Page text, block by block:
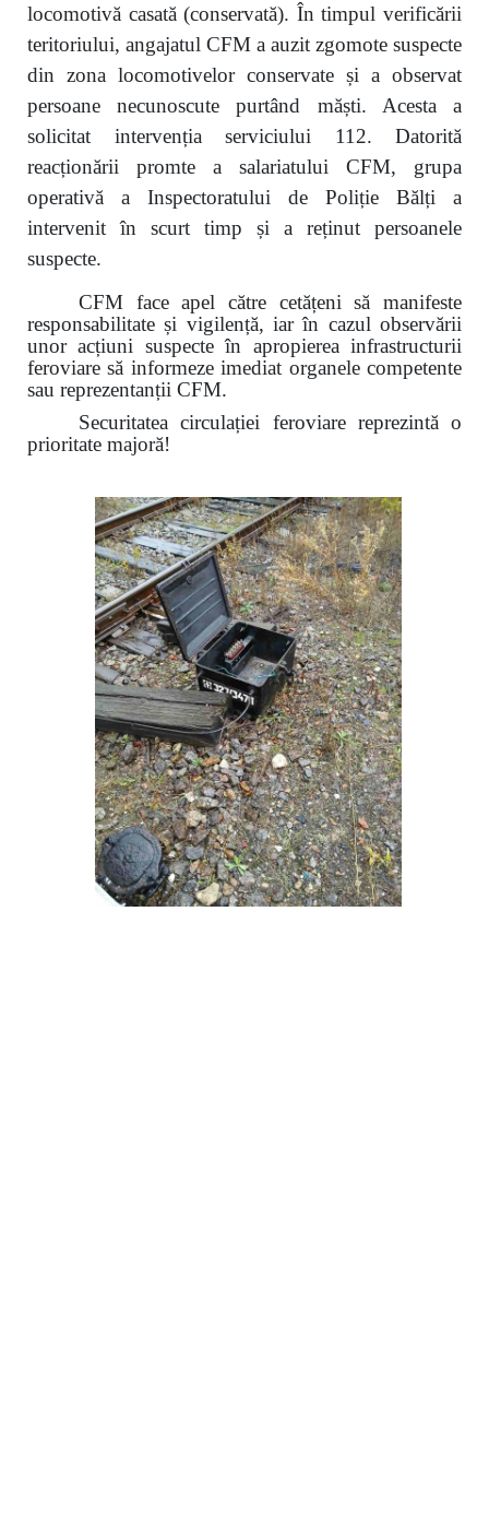
locomotivă casată (conservată). În timpul verificării
teritoriului, angajatul CFM a auzit zgomote suspecte
din zona locomotivelor conservate și a observat
persoane necunoscute purtând măști. Acesta a
solicitat intervenția serviciului 112. Datorită
reacționării promte a salariatului CFM, grupa
operativă a Inspectoratului de Poliție Bălți a
intervenit în scurt timp și a reținut persoanele
suspecte.
CFM face apel către cetățeni să manifeste
responsabilitate și vigilență, iar în cazul observării
unor acțiuni suspecte în apropierea infrastructurii
feroviare să informeze imediat organele competente
sau reprezentanții CFM.
Securitatea circulației feroviare reprezintă o
prioritate majoră!